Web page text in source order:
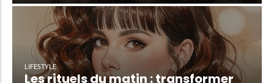
LIFESTYLE
Les rituels du matin : transformer